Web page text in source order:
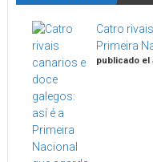
Catro
Primeira
publicado el